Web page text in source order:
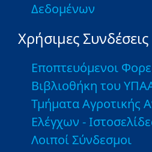
Δεδομένων
Χρήσιμες Συνδέσεις
Εποπτευόμενοι
Βιβλιοθήκη του
Τμήματα Αγροτικής
Ελέγχων -
Λοιποί Σύνδεσμοι